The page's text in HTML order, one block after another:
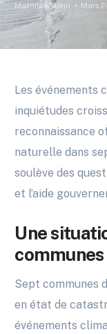
Mathilde Morin Mars
Les événements
inquiétudes
reconnaissance
naturelle dans
soulève des
et l’aide
Une
Sept communes
en état de
événements